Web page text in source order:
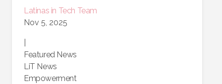
Latinas in Tech Team
Nov 5, 2025
Featured News
LiT News
Empowerment